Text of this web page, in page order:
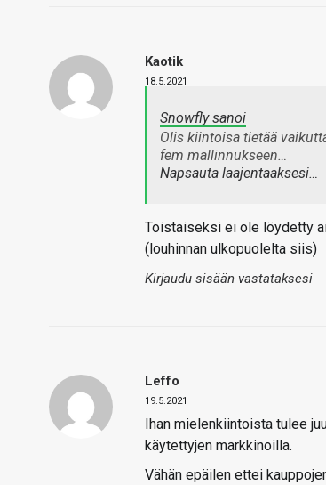
Kaotik
18.5.2021
Snowfly sanoi
Olis kiintoisa tietää
fem mallinnukseen…
Napsauta laajentaaksesi…
Toistaiseksi ei ole löydetty
(louhinnan ulkopuolelta siis)
Kirjaudu sisään vastataksesi
Leffo
19.5.2021
Ihan mielenkiintoista tulee
käytettyjen markkinoilla.
Vähän epäilen ettei